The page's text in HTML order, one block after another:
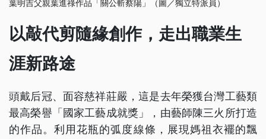
葉明吉父親葉進祿作品「關公斬蔡陽」（圖／獨立特派員）
以敲代剪隨緣創作，走出職業生
涯新路途
頭戴后冠、面容慈祥莊嚴，這是去年榮獲台灣工藝類
最高榮譽「國家工藝成就獎」，由藝師陳三火所打造
的作品。利用花瓶的弧度線條，展現媽祖衣襬的飄